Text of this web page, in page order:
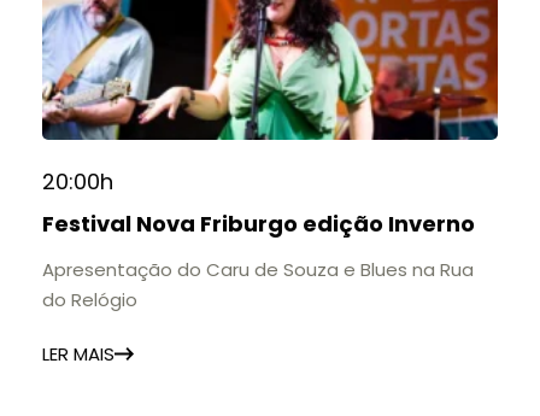
20:00h
Festival Nova Friburgo edição Inverno
Apresentação do Caru de Souza e Blues na Rua
do Relógio
LER MAIS